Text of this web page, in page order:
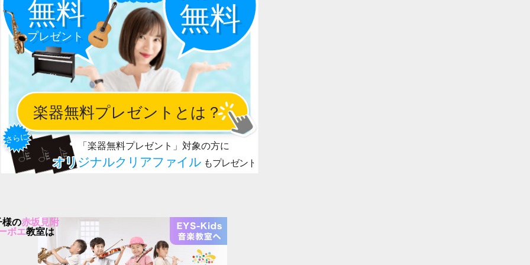
様の赤坂見附
ボエ教室は